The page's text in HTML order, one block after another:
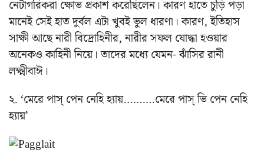
নেটাগরিকরা ক্ষোভ প্রকাশ করেছিলেন। কারণ হাতে চুড়ি পড়া
মানেই সেই হাত দুর্বল এটা খুবই ভুল ধারণা। কারণ, ইতিহাস
সাক্ষী আছে নারী বিদ্রোহিনীর, নারীর সফল যোদ্ধা হওয়ার
অনেকও কাহিনী নিয়ে। তাদের মধ্যে যেমন- ঝাঁসির রানী
লক্ষ্মীবাঈ।
২. ‘মেরে পাস্ পেন নেহি হ্যায়……….মেরে পাস্ ভি পেন নেহি
হ্যায়’